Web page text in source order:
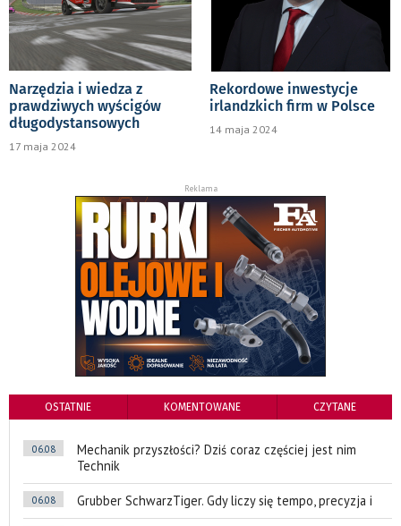
Narzędzia i wiedza z
prawdziwych wyścigów
długodystansowych
17 maja 2024
Rekordowe inwestycje
irlandzkich firm w Polsce
14 maja 2024
Reklama
OSTATNIE KOMENTOWANE CZYTANE
06.08
Mechanik przyszłości? Dziś coraz częściej jest nim
Technik
06.08 Grubber SchwarzTiger. Gdy liczy się tempo, precyzja i